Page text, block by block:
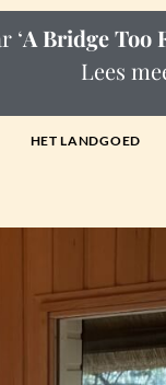
‘A Bridge Too
Lees
HET LANDGOED